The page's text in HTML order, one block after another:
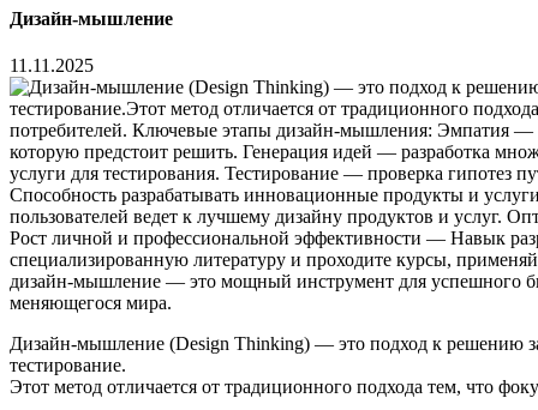
Дизайн-мышление
11.11.2025
Дизайн-мышление (Design Thinking) — это подход к решению
тестирование.
Этот метод отличается от традиционного подхода тем, что